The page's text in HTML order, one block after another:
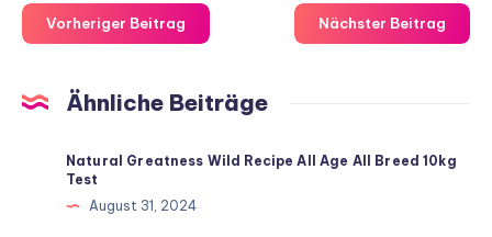
Vorheriger Beitrag Nächster Beitrag
Ähnliche Beiträge
Natural Greatness Wild Recipe All Age All Breed 10kg
Test
August 31, 2024